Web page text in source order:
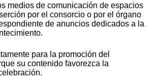
medios de comunicación de espacios
por el consorcio o por el órgano
de anuncios dedicados a la
para la promoción del
su contenido favorezca la